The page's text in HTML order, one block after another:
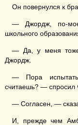
Он повернулся к
— Джордж, по-
школьного
— Да, у меня тоже
Джордж.
— Пора
считаешь? — спросил
— Согласен, —
И, прежде чем